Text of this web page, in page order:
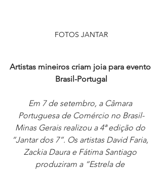
FOTOS JANTAR
Artistas mineiros criam joia para evento
Brasil-Portugal
Em 7 de setembro, a Câmara
Portuguesa de Comércio no Brasil-
Minas Gerais realizou a 4ª edição do
“Jantar dos 7”. Os artistas David Faria,
Zackia Daura e Fátima Santiago
produziram a “Estrela de